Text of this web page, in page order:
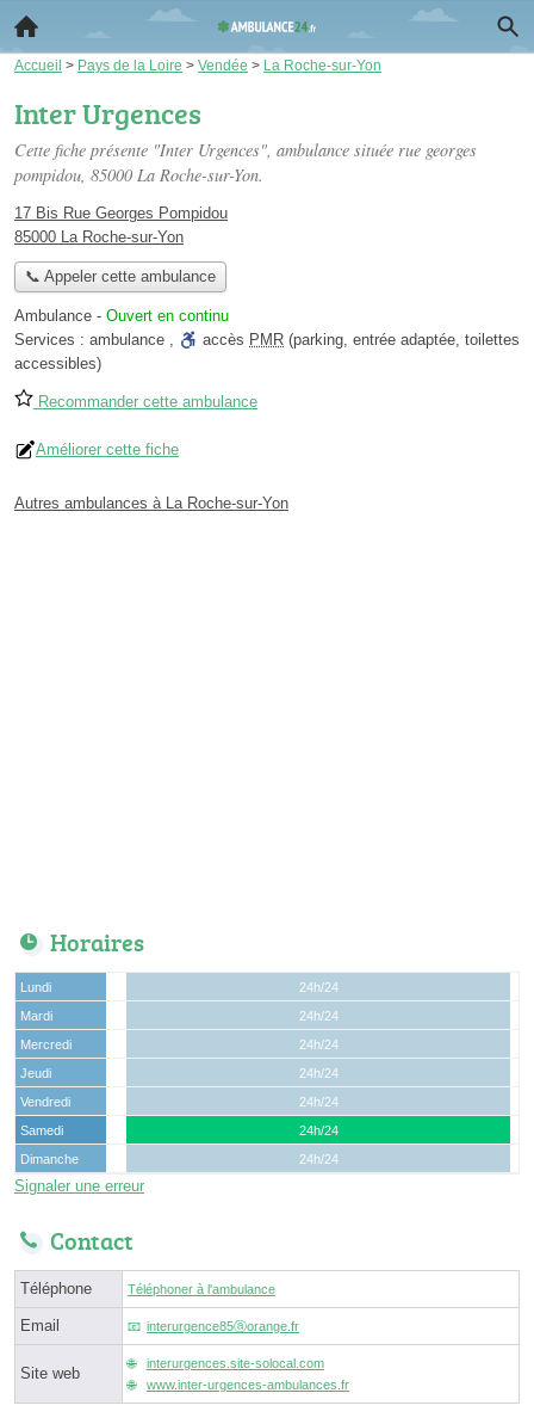
Accueil > Pays de la Loire > Vendée > La Roche-sur-Yon
Inter Urgences
Cette fiche présente "Inter Urgences", ambulance située rue georges
pompidou, 85000 La Roche-sur-Yon.
17 Bis Rue Georges Pompidou
85000 La Roche-sur-Yon
📞 Appeler cette ambulance
Ambulance - Ouvert en continu
Services : ambulance , accès PMR (parking, entrée adaptée, toilettes
accessibles)
Recommander cette ambulance
Améliorer cette fiche
Autres ambulances à La Roche-sur-Yon
Horaires
Lundi
24h/24
Mardi
24h/24
Mercredi
24h/24
Jeudi
24h/24
Vendredi
24h/24
Samedi
24h/24
Dimanche
24h/24
Signaler une erreur
Contact
Téléphone Téléphoner à l'ambulance
Email interurgence85ⓐorange.fr
Site web
interurgences.site-solocal.com
www.inter-urgences-ambulances.fr